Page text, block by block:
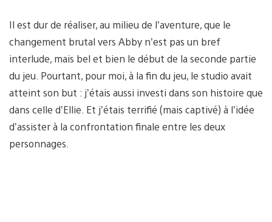
Il est dur de réaliser, au milieu de l’aventure, que le
changement brutal vers Abby n’est pas un bref
interlude, mais bel et bien le début de la seconde partie
du jeu. Pourtant, pour moi, à la fin du jeu, le studio avait
atteint son but : j’étais aussi investi dans son histoire que
dans celle d’Ellie. Et j’étais terrifié (mais captivé) à l’idée
d’assister à la confrontation finale entre les deux
personnages.